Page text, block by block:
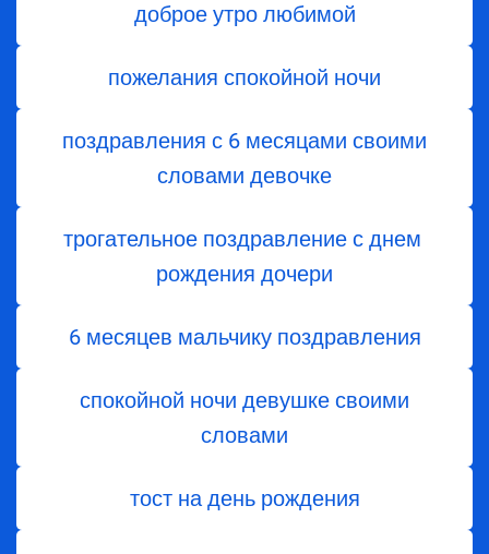
доброе утро любимой
пожелания спокойной ночи
поздравления с 6 месяцами своими
словами девочке
трогательное поздравление с днем ​​
рождения дочери
6 месяцев мальчику поздравления
спокойной ночи девушке своими
словами
тост на день рождения